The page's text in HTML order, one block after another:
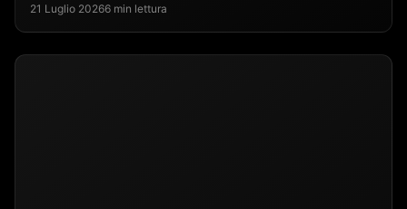
21 Luglio 20266 min lettura